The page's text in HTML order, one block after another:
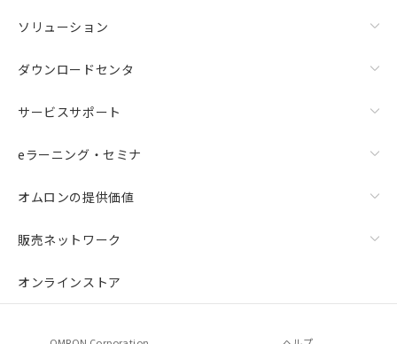
ソリューション
ダウンロードセンタ
サービスサポート
eラーニング・セミナ
オムロンの提供価値
販売ネットワーク
オンラインストア